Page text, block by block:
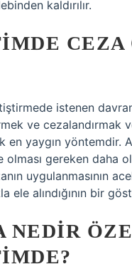
kaldırılır.
istenen
ve cezalandırmak
en yaygın yöntemdir.
olması gereken daha
uygulanmasının
ele alındığının bir
NEDIR